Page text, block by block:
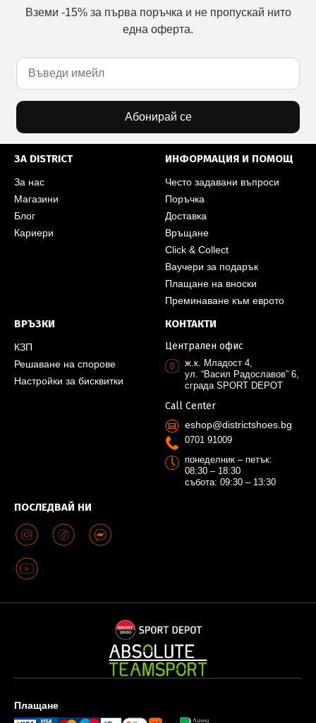
Вземи -15% за първа поръчка и не пропускай нито
една оферта.
Абонирай се
ЗА DISTRICT
За нас
Магазини
Блог
Кариери
ИНФОРМАЦИЯ И ПОМОЩ
Често задавани въпроси
Поръчка
Доставка
Връщане
Click & Collect
Ваучери за подарък
Плащане на вноски
Преминаване към еврото
ВРЪЗКИ
КЗП
Решаване на спорове
Настройки за бисквитки
ПОСЛЕДВАЙ НИ
КОНТАКТИ
Централен офис
ж.к. Младост 4,
ул. “Васил Радославов” 6,
сграда SPORT DEPOT
Call Center
eshop@districtshoes.bg
0701 91009
понеделник – петък:
08:30 – 18:30
събота: 09:30 – 13:30
Плащане